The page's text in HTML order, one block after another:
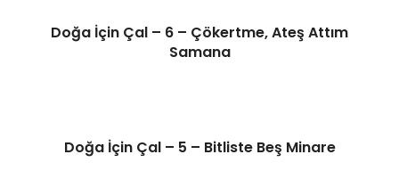
Doğa İçin Çal – 6 – Çökertme, Ateş Attım
Samana
Doğa İçin Çal – 5 – Bitliste Beş Minare